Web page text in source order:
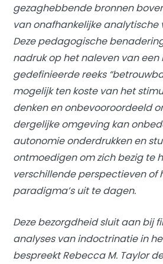
gezaghebbende bronnen
van onafhankelijke analytische
Deze pedagogische
nadruk op het naleven van een
gedefinieerde reeks
mogelijk ten koste van het
denken en onbevooroordeeld
dergelijke omgeving kan
autonomie onderdrukken en
ontmoedigen om zich bezig te
verschillende perspectieven of
paradigma’s uit te dagen.
Deze bezorgdheid sluit aan bij
analyses van indoctrinatie in
bespreekt Rebecca M. Taylor